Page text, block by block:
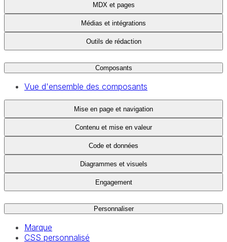
MDX et pages
Médias et intégrations
Outils de rédaction
Composants
Vue d'ensemble des composants
Mise en page et navigation
Contenu et mise en valeur
Code et données
Diagrammes et visuels
Engagement
Personnaliser
Marque
CSS personnalisé